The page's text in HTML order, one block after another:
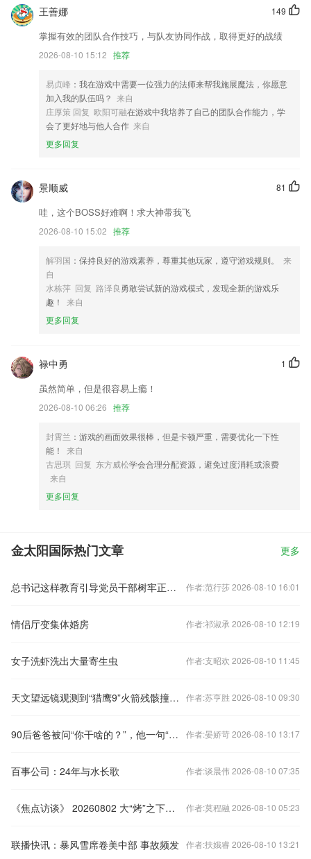
根据大家的反馈，修复了一些问题，提升体验
取消证书应用，业务办理更新为套餐办理及其他业务办理
优化信息流滑动体验。
联系我们
以上就是金太阳国际的介绍，如果您喜欢这款软件，您可以到应用商店进
行打分评论，说出您的使用经历，以帮助我们更好的对产品进行优化修
149
王善娜
掌握有效的团队合作技巧，与队友协同作战，取得更好的战绩
2026-08-10 15:12 推荐
易贞峰 ：我在游戏中需要一位强力的法师来帮我施展魔法，你愿意
加入我的队伍吗？ 来自
庄厚策 回复 欧阳可融在游戏中我培养了自己的团队合作能力，学
会了更好地与他人合作 来自
更多回复
81
景顺威
哇，这个BOSS好难啊！求大神带我飞
2026-08-10 15:02 推荐
解羽国 ：保持良好的游戏素养，尊重其他玩家，遵守游戏规则。
来
自
水栋萍 回复 路泽良 勇敢尝试新的游戏模式，发现全新的游戏乐
趣！
来自
更多回复
1
禄中勇
虽然简单，但是很容易上瘾！
2026-08-10 06:26 推荐
封霄兰 ：游戏的画面效果很棒，但是卡顿严重，需要优化一下性
能！
来自
古思琪 回复 东方威松学会合理分配资源，避免过度消耗或浪费
来自
更多回复
金太阳国际热门文章 更多
总书记这样教育引导党员干部树牢正确政绩观 作者:范行莎 2026-08-10 16:01
情侣厅变集体婚房 作者:祁淑承 2026-08-10 12:19
女子洗虾洗出大量寄生虫 作者:支昭欢 2026-08-10 11:45
天文望远镜观测到“猎鹰9”火箭残骸撞击月球迹象 作者:苏亨胜 2026-08-10 09:30
90后爸爸被问“你干啥的？”，他一句“我是做好事的”让所有看不起这行的人闭嘴！ 作者:晏娇苛 2026-08-10 13:17
百事公司：24年与水长歌 作者:谈晨伟 2026-08-10 07:35
《焦点访谈》 20260802 大“烤”之下有“凉”策 作者:莫程融 2026-08-10 05:23
联播快讯：暴风雪席卷美中部 事故频发 作者:扶娥睿 2026-08-10 13:21